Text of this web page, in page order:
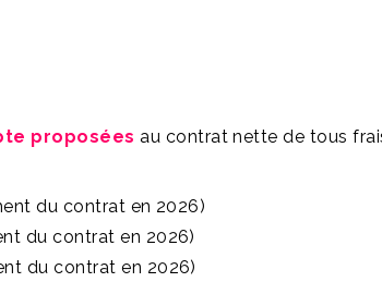
proposées au contrat nette de tous
du contrat en 2026)
du contrat en 2026)
du contrat en 2026)